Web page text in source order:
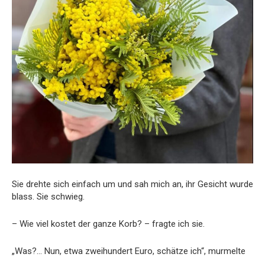
Sie drehte sich einfach um und sah mich an, ihr Gesicht wurde
blass. Sie schwieg.
– Wie viel kostet der ganze Korb? – fragte ich sie.
„Was?… Nun, etwa zweihundert Euro, schätze ich“, murmelte